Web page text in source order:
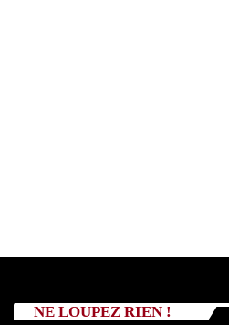
NE LOUPEZ RIEN !